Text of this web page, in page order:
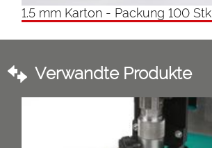
1.5 mm Karton - Packung 100 Stk
Verwandte Produkte